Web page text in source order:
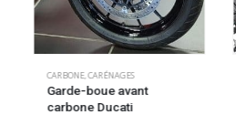
CARBONE,CARÉNAGES
Garde-boue avant
carbone Ducati